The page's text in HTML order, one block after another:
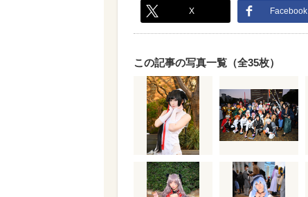
X Facebook
この記事の写真一覧（全35枚）